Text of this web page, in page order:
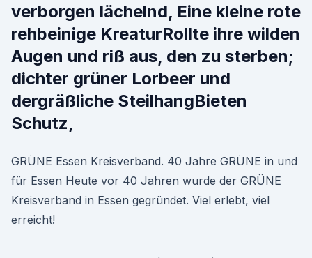
verborgen lächelnd, Eine kleine rote
rehbeinige KreaturRollte ihre wilden
Augen und riß aus, den zu sterben;
dichter grüner Lorbeer und
dergräßliche SteilhangBieten
Schutz,
GRÜNE Essen Kreisverband. 40 Jahre GRÜNE in und
für Essen Heute vor 40 Jahren wurde der GRÜNE
Kreisverband in Essen gegründet. Viel erlebt, viel
erreicht!